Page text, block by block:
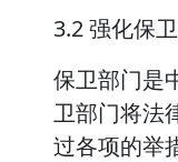
3.2 强化保
保卫部门是
卫部门将法
过各项的举